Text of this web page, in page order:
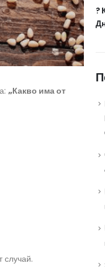
„Какво има от
случай.
?